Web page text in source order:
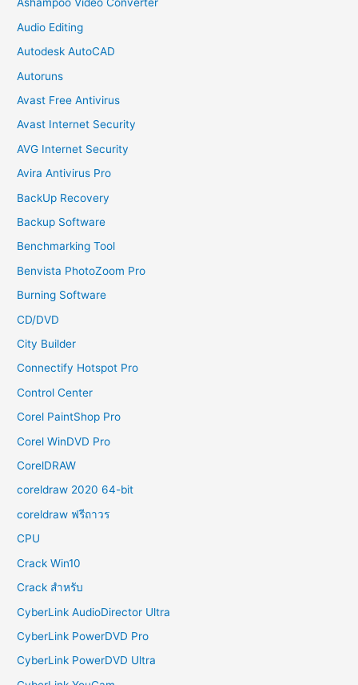
Ashampoo Video Converter
Audio Editing
Autodesk AutoCAD
Autoruns
Avast Free Antivirus
Avast Internet Security
AVG Internet Security
Avira Antivirus Pro
BackUp Recovery
Backup Software
Benchmarking Tool
Benvista PhotoZoom Pro
Burning Software
CD/DVD
City Builder
Connectify Hotspot Pro
Control Center
Corel PaintShop Pro
Corel WinDVD Pro
CorelDRAW
coreldraw 2020 64-bit
coreldraw ฟรีถาวร
CPU
Crack Win10
Crack สำหรับ
CyberLink AudioDirector Ultra
CyberLink PowerDVD Pro
CyberLink PowerDVD Ultra